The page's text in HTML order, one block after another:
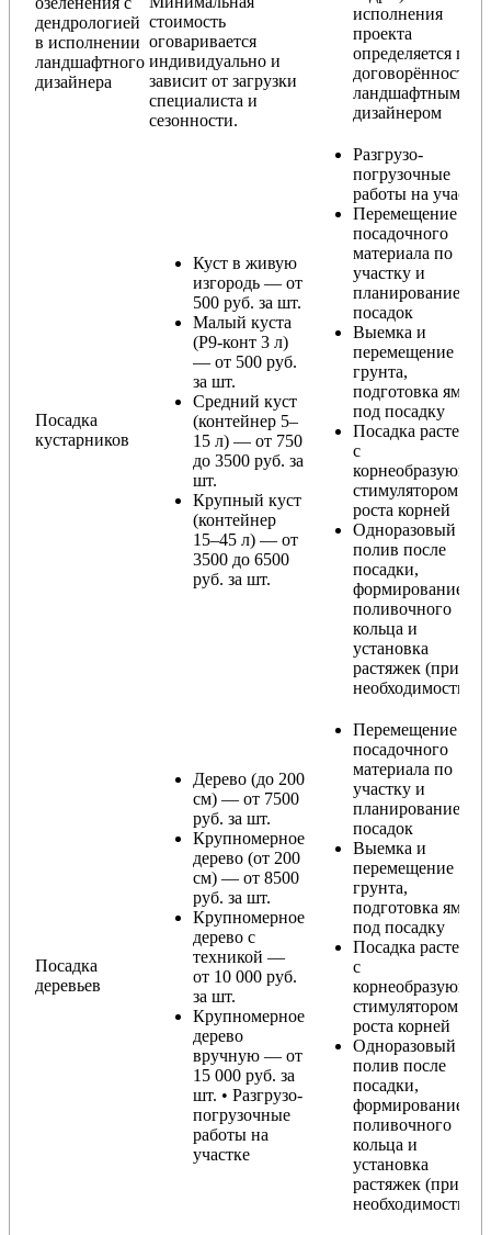
дендрологией
в исполнении
ландшафтного
дизайнера
стоимость
оговаривается
индивидуально и
зависит от загрузки
специалиста и
сезонности.
исполнения
проекта
определяется по
договорённости с
ландшафтным
дизайнером
Посадка
кустарников
Куст в живую
изгородь — от
500 руб. за шт.
Малый куста
(Р9-конт 3 л)
— от 500 руб.
за шт.
Средний куст
(контейнер 5–
15 л) — от 750
до 3500 руб. за
шт.
Крупный куст
(контейнер
15–45 л) — от
3500 до 6500
руб. за шт.
Разгрузо-
погрузочные
работы на участке
Перемещение
посадочного
материала по
участку и
планирование
посадок
Выемка и
перемещение
грунта,
подготовка ямы
под посадку
Посадка растения
с
корнеобразующим
стимулятором
роста корней
Одноразовый
полив после
посадки,
формирование
поливочного
кольца и
установка
растяжек (при
необходимости)
Посадка
деревьев
Дерево (до 200
см) — от 7500
руб. за шт.
Крупномерное
дерево (от 200
см) — от 8500
руб. за шт.
Крупномерное
дерево с
техникой —
от 10 000 руб.
за шт.
Крупномерное
дерево
вручную — от
15 000 руб. за
шт. • Разгрузо-
погрузочные
работы на
участке
Перемещение
посадочного
материала по
участку и
планирование
посадок
Выемка и
перемещение
грунта,
подготовка ямы
под посадку
Посадка растения
с
корнеобразующим
стимулятором
роста корней
Одноразовый
полив после
посадки,
формирование
поливочного
кольца и
установка
растяжек (при
необходимости)